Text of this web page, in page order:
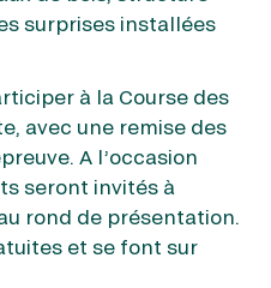
surprises installées
à la Course des
avec une remise des
A l’occasion
seront invités à
rond de présentation.
et se font sur